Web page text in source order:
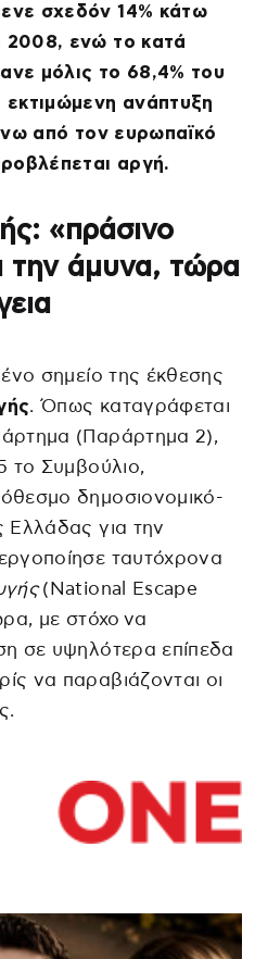
σχεδόν 14% κάτω
2008, ενώ το κατά
μόλις το 68,4% του
ανάπτυξη
από τον ευρωπαϊκό
αργή.
«πράσινο
την άμυνα, τώρα
σημείο της έκθεσης
. Όπως καταγράφεται
(Παράρτημα 2),
το Συμβούλιο,
δημοσιονομικό-
Ελλάδας για την
ταυτόχρονα
(National Escape
με στόχο να
σε υψηλότερα επίπεδα
να παραβιάζονται οι